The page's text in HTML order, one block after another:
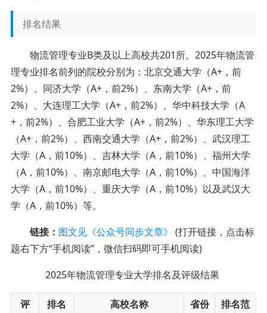
排名结果
物流管理专业B类及以上高校共201所。2025年物流管
理专业排名前列的院校分别为：北京交通大学（A+，前
2%）、同济大学（A+，前2%）、东南大学（A+，前
2%）、大连理工大学（A+，前2%）、华中科技大学（A
+，前2%）、合肥工业大学（A+，前2%）、华东理工大学
（A+，前2%）、西南交通大学（A+，前2%）、武汉理工
大学（A，前10%）、吉林大学（A，前10%）、福州大学
（A，前10%）、南京邮电大学（A，前10%）、中国海洋
大学（A，前10%）、重庆大学（A，前10%）以及武汉大
学（A，前10%）等。
链接： 图文见《公众号同步文章》 (打开链接，点击标
题右下方“手机阅读”，微信扫码即可手机阅读)
2025年物流管理专业大学排名及评级结果
评
排名 高校名称 省份
排名范